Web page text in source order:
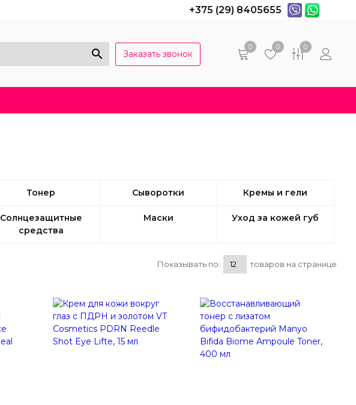
+375 (29) 8405655
Заказать звонок
0 0 0
Тонер Сыворотки Кремы и гели
Солнцезащитные
средства
Маски Уход за кожей губ
Показывать по: товаров на странице